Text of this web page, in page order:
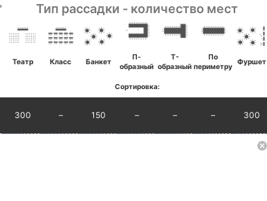
Тип рассадки - количество мест
Театр Класс Банкет
П-
образный
Т-
образный
По
периметру
Фуршет
Сортировка:
300 – 150 – – – 300